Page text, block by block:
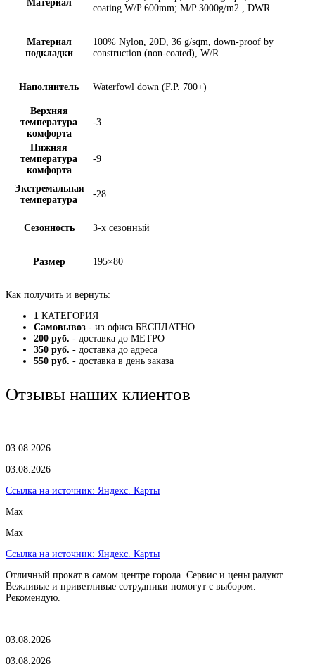
Материал
coating W/P 600mm; M/P 3000g/m2 , DWR
Материал
подкладки
100% Nylon, 20D, 36 g/sqm, down-proof by
construction (non-coated), W/R
Наполнитель Waterfowl down (F.P. 700+)
Верхняя
температура
комфорта
-3
Нижняя
температура
комфорта
-9
Экстремальная
температура
-28
Сезонность 3-х сезонный
Размер 195×80
Как получить и вернуть:
1 КАТЕГОРИЯ
Самовывоз - из офиса БЕСПЛАТНО
200 руб. - доставка до МЕТРО
350 руб. - доставка до адреса
550 руб. - доставка в день заказа
Отзывы наших клиентов
03.08.2026
03.08.2026
Ссылка на источник: Яндекс. Карты
Max
Max
Ссылка на источник: Яндекс. Карты
Отличный прокат в самом центре города. Сервис и цены радуют.
Вежливые и приветливые сотрудники помогут с выбором.
Рекомендую.
03.08.2026
03.08.2026